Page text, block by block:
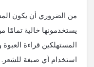
من الضروري أن يكون
يستخدمونها خالية تمامًا
المستهلكين قراءة
استخدام أي صبغة للشعر.